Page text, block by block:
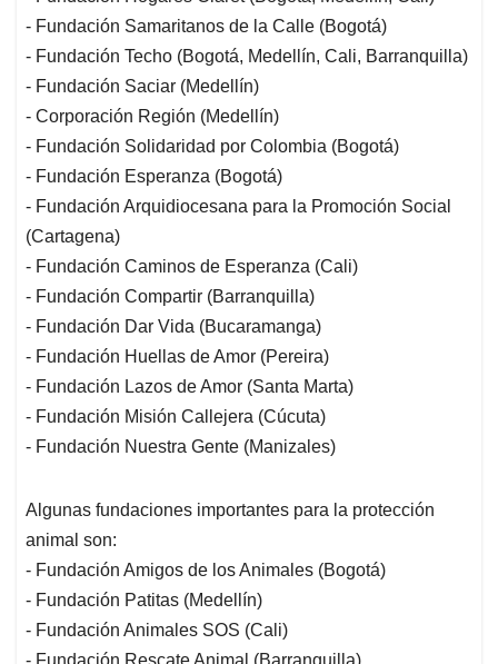
- Fundación Samaritanos de la Calle (Bogotá)
- Fundación Techo (Bogotá, Medellín, Cali, Barranquilla)
- Fundación Saciar (Medellín)
- Corporación Región (Medellín)
- Fundación Solidaridad por Colombia (Bogotá)
- Fundación Esperanza (Bogotá)
- Fundación Arquidiocesana para la Promoción Social
(Cartagena)
- Fundación Caminos de Esperanza (Cali)
- Fundación Compartir (Barranquilla)
- Fundación Dar Vida (Bucaramanga)
- Fundación Huellas de Amor (Pereira)
- Fundación Lazos de Amor (Santa Marta)
- Fundación Misión Callejera (Cúcuta)
- Fundación Nuestra Gente (Manizales)
Algunas fundaciones importantes para la protección
animal son:
- Fundación Amigos de los Animales (Bogotá)
- Fundación Patitas (Medellín)
- Fundación Animales SOS (Cali)